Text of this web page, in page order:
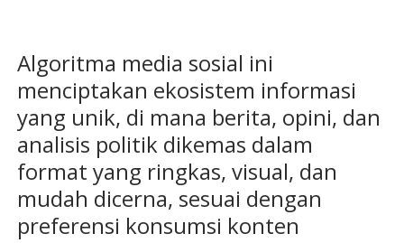
Algoritma media sosial ini
menciptakan ekosistem informasi
yang unik, di mana berita, opini, dan
analisis politik dikemas dalam
format yang ringkas, visual, dan
mudah dicerna, sesuai dengan
preferensi konsumsi konten